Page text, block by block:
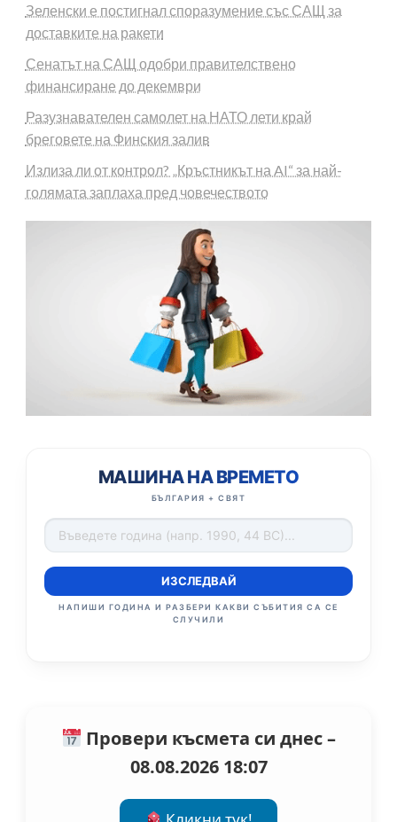
Зеленски е постигнал споразумение със САЩ за
доставките на ракети
Сенатът на САЩ одобри правителствено
финансиране до декември
Разузнавателен самолет на НАТО лети край
бреговете на Финския залив
Излиза ли от контрол? „Кръстникът на AI“ за най-
голямата заплаха пред човечеството
МАШИНА НА ВРЕМЕТО
БЪЛГАРИЯ + СВЯТ
ИЗСЛЕДВАЙ
НАПИШИ ГОДИНА И РАЗБЕРИ КАКВИ СЪБИТИЯ СА СЕ
СЛУЧИЛИ
Провери късмета си днес –
08.08.2026 18:07